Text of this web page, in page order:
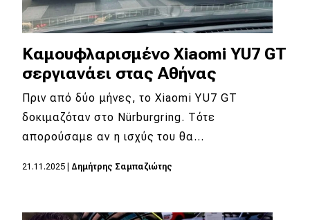
Καμουφλαρισμένο Xiaomi YU7 GT
σεργιανάει στας Αθήνας
Πριν από δύο μήνες, το Xiaomi YU7 GT
δοκιμαζόταν στο Nürburgring. Τότε
απορούσαμε αν η ισχύς του θα…
21.11.2025 Δημήτρης Σαμπαζιώτης